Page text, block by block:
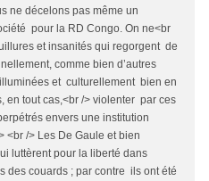
ne décelons pas même un
pour la RD Congo. On ne<br
et insanités qui regorgent de
comme bien d’autres
et culturellement bien en
en tout cas,<br /> violenter par ces
envers une institution
<br /> Les De Gaule et bien
luttèrent pour la liberté dans
des couards ; par contre ils ont été